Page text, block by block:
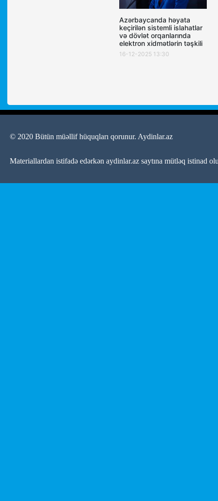
Azərbaycanda həyata
keçirilən sistemli islahatlar
və dövlət orqanlarında
elektron xidmətlərin təşkili
16-12-2025 13:30
© 2020 Bütün müəllif hüquqları qorunur. Aydinlar.az
Materiallardan istifadə edərkən aydinlar.az saytına mütləq istinad